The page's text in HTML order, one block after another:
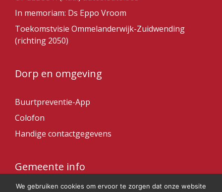
In memoriam: Ds Eppo Vroom
Toekomstvisie Ommelanderwijk-Zuidwending
(richting 2050)
Dorp en omgeving
Buurtpreventie-App
Colofon
Handige contactgegevens
Gemeente info
We gebruiken cookies om ervoor te zorgen dat onze website